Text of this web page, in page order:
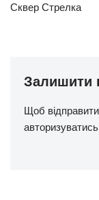
Сквер Стрелка
Залишити
Щоб
авторизуватись